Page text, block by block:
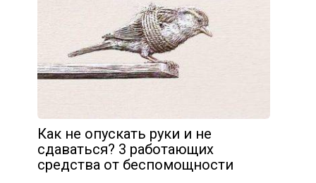
Как не опускать руки и не
сдаваться? 3 работающих
средства от беспомощности